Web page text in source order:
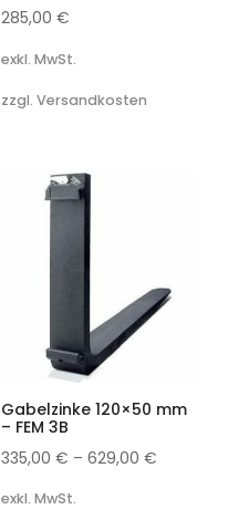
285,00 €
exkl. MwSt.
zzgl. Versandkosten
Gabelzinke 120×50 mm
– FEM 3B
335,00 € – 629,00 €
exkl. MwSt.